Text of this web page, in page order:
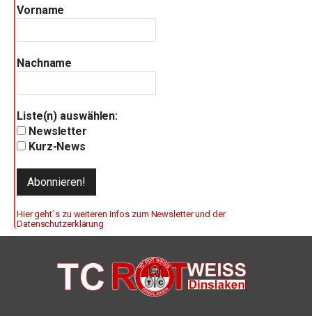
Vorname
Nachname
Liste(n) auswählen:
Newsletter
Kurz-News
Hier geht`s zu weiteren Infos zum Newsletter und der
Datenschutzerklärung